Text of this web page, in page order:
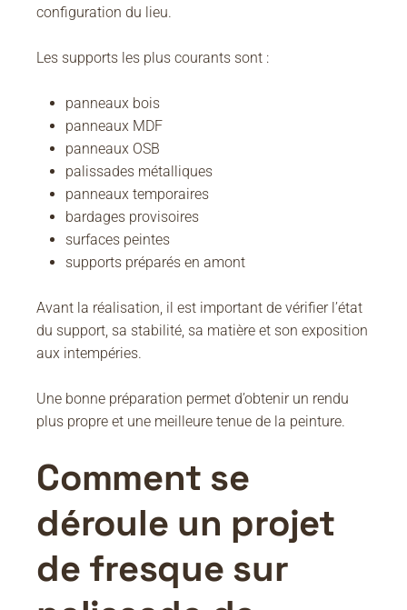
configuration du lieu.
Les supports les plus courants sont :
panneaux bois
panneaux MDF
panneaux OSB
palissades métalliques
panneaux temporaires
bardages provisoires
surfaces peintes
supports préparés en amont
Avant la réalisation, il est important de vérifier l’état
du support, sa stabilité, sa matière et son exposition
aux intempéries.
Une bonne préparation permet d’obtenir un rendu
plus propre et une meilleure tenue de la peinture.
Comment se
déroule un projet
de fresque sur